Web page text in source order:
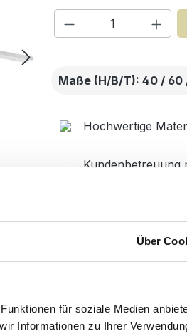
Über
für soziale Medien
Informationen zu Ihrer
Produkt
Maße (H/B/T): 40 / 60
Hochwertige
Kundenbetreuung
Designed in